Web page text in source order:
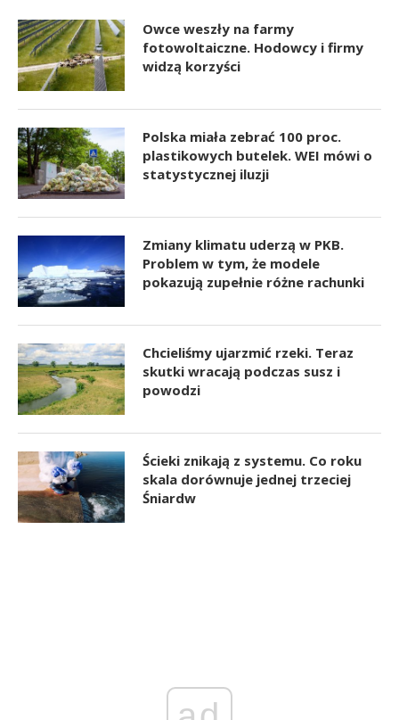
Owce weszły na farmy
fotowoltaiczne. Hodowcy i firmy
widzą korzyści
Polska miała zebrać 100 proc.
plastikowych butelek. WEI mówi o
statystycznej iluzji
Zmiany klimatu uderzą w PKB.
Problem w tym, że modele
pokazują zupełnie różne rachunki
Chcieliśmy ujarzmić rzeki. Teraz
skutki wracają podczas susz i
powodzi
Ścieki znikają z systemu. Co roku
skala dorównuje jednej trzeciej
Śniardw